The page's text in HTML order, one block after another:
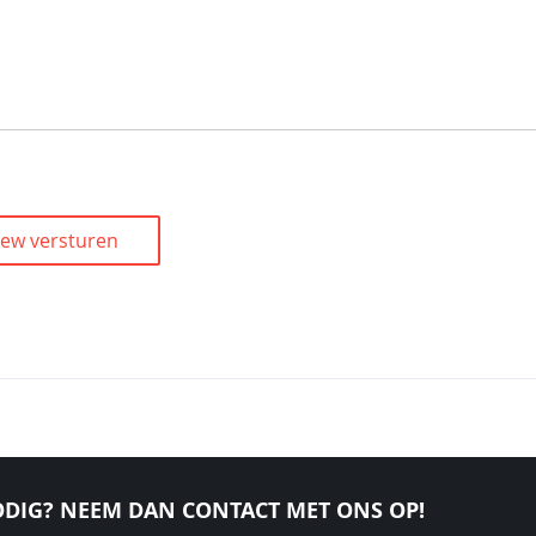
versturen
NEEM DAN CONTACT MET ONS OP!